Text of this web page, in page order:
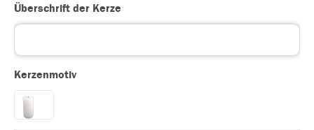
Überschrift der Kerze
Kerzenmotiv